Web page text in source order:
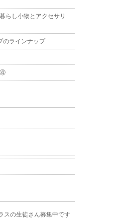
らし小物とアクセサリ
のラインナップ
④
スの生徒さん募集中です